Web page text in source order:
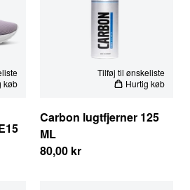
køb
EU STØRRELSER
Tilføj til ønskeliste
Hurtig køb
Carbon lugtfjerner 125
ML
80,00 kr